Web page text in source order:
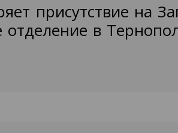
присутствие на
в